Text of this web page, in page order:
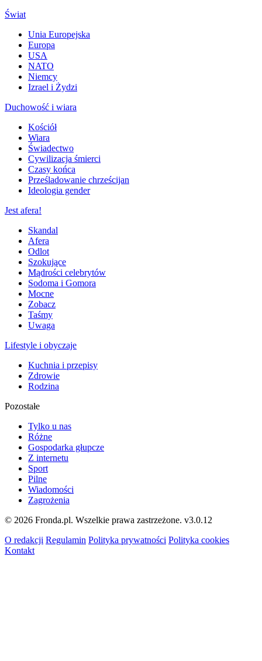
Świat
Unia Europejska
Europa
USA
NATO
Niemcy
Izrael i Żydzi
Duchowość i wiara
Kościół
Wiara
Świadectwo
Cywilizacja śmierci
Czasy końca
Prześladowanie chrześcijan
Ideologia gender
Jest afera!
Skandal
Afera
Odlot
Szokujące
Mądrości celebrytów
Sodoma i Gomora
Mocne
Zobacz
Taśmy
Uwaga
Lifestyle i obyczaje
Kuchnia i przepisy
Zdrowie
Rodzina
Pozostałe
Tylko u nas
Różne
Gospodarka głupcze
Z internetu
Sport
Pilne
Wiadomości
Zagrożenia
© 2026 Fronda.pl. Wszelkie prawa zastrzeżone. v3.0.12
O redakcji Regulamin Polityka prywatności Polityka cookies
Kontakt